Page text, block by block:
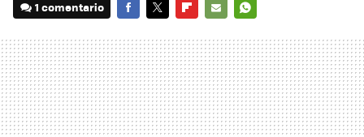
1 comentario
MAIL